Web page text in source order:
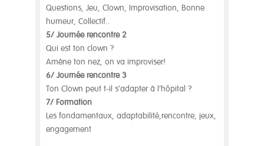
Questions, Jeu, Clown, Improvisation, Bonne
humeur, Collectif..
5/ Journée rencontre 2
Qui est ton clown ?
Amène ton nez, on va improviser!
6/ Journée rencontre 3
Ton Clown peut t-il s’adapter à l’hôpital ?
7/ Formation
Les fondamentaux, adaptabilité,rencontre, jeux,
engagement